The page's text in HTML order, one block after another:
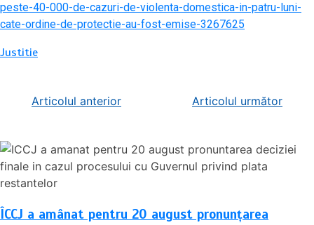
peste-40-000-de-cazuri-de-violenta-domestica-in-patru-luni-
cate-ordine-de-protectie-au-fost-emise-3267625
Justitie
Navigare
articole
Articolul anterior Articolul următor
ÎCCJ a amânat pentru 20 august pronunțarea